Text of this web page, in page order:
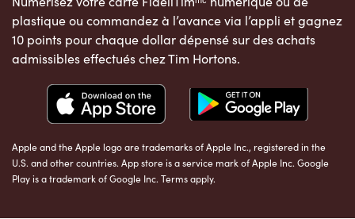
plastique ou commandez à l’avance via l’appli et gagnez
10 points pour chaque dollar dépensé sur des achats
admissibles effectués chez Tim Hortons.
Apple and the Apple logo are trademarks of Apple Inc., registered in the
U.S. and other countries. App store is a service mark of Apple Inc. Google
Play is a trademark of Google Inc. Terms apply.